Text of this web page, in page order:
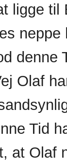
ligge til
denne
Olaf
Tid
at Olaf